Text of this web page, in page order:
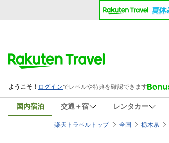
国内宿泊 交通＋宿 レンタカー
楽天トラベルトップ 全国 栃木県